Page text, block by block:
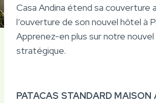
Casa Andina étend sa couverture
l’ouverture de son nouvel hôtel à
Apprenez-en plus sur notre nouvel
stratégique.
PATACAS STANDARD MAISON